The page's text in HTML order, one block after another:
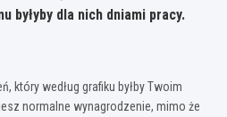
byłyby dla nich dniami pracy.
który według grafiku byłby Twoim
normalne wynagrodzenie, mimo że